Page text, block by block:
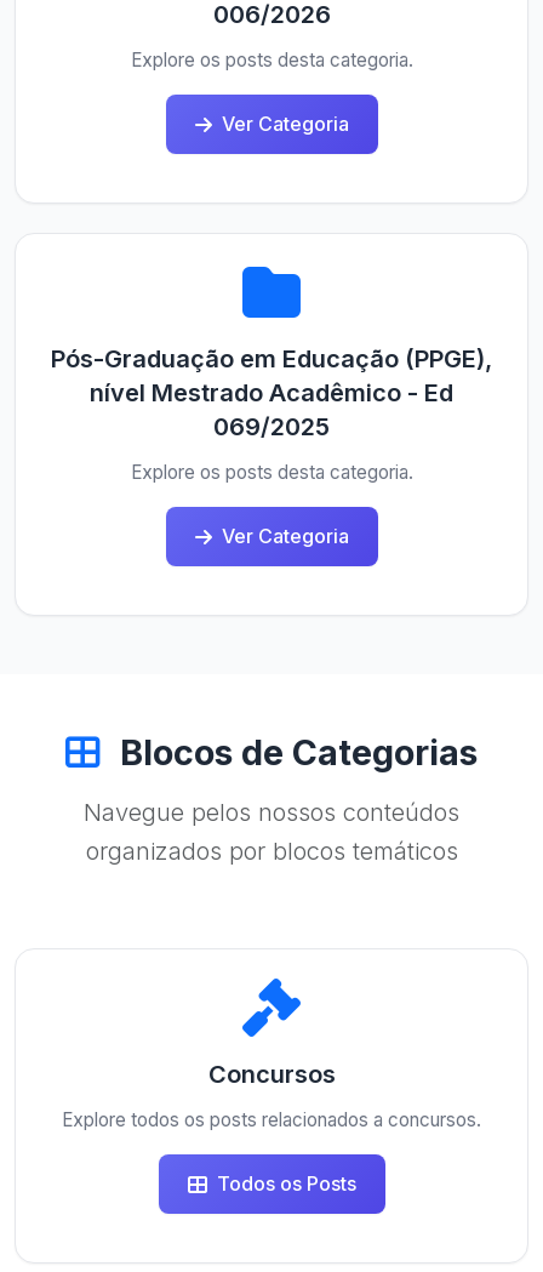
006/2026
Explore os posts desta categoria.
Ver Categoria
Pós-Graduação em Educação (PPGE),
nível Mestrado Acadêmico - Ed
069/2025
Explore os posts desta categoria.
Ver Categoria
Blocos de Categorias
Navegue pelos nossos conteúdos
organizados por blocos temáticos
Concursos
Explore todos os posts relacionados a concursos.
Todos os Posts